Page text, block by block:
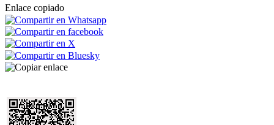
Enlace copiado